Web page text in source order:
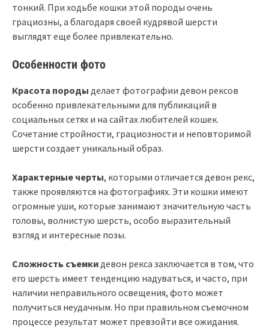
тонкий. При ходьбе кошки этой породы очень
грациозны, а благодаря своей кудрявой шерсти
выглядят еще более привлекательно.
Особенности фото
Красота породы делает фотографии девон рексов
особенно привлекательными для публикаций в
социальных сетях и на сайтах любителей кошек.
Сочетание стройности, грациозности и неповторимой
шерсти создает уникальный образ.
Характерные черты, которыми отличается девон рекс,
также проявляются на фотографиях. Эти кошки имеют
огромные уши, которые занимают значительную часть
головы, волнистую шерсть, особо выразительный
взгляд и интересные позы.
Сложность съемки девон рекса заключается в том, что
его шерсть имеет тенденцию надуваться, и часто, при
наличии неправильного освещения, фото может
получиться неудачным. Но при правильном съемочном
процессе результат может превзойти все ожидания.